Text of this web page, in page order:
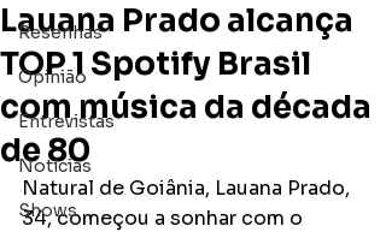
Resenhas
Opinião
Entrevistas
Notícias
Shows
Lauana Prado alcança
TOP 1 Spotify Brasil
com música da década
de 80
Natural de Goiânia, Lauana Prado,
34, começou a sonhar com o